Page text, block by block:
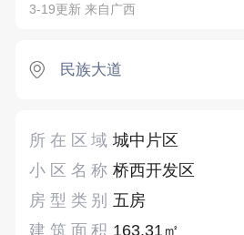
3-19更新 来自广西
民族大道
所在区域 城中片区
小区名称 桥西开发区
房型类别 五房
建筑面积 163.31㎡